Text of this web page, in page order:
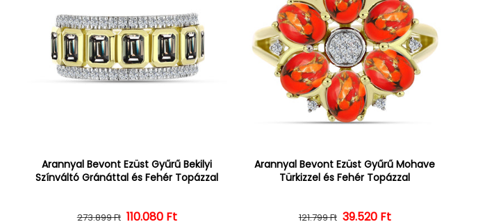
Arannyal Bevont Ezüst Gyűrű Bekilyi
Színváltó Gránáttal és Fehér Topázzal
Normál ár
273.899 Ft Kedvezményes ár
110.080 Ft
Arannyal Bevont Ezüst Gyűrű Mohave
Türkizzel és Fehér Topázzal
Normál ár
121.799 Ft Kedvezményes ár
39.520 Ft